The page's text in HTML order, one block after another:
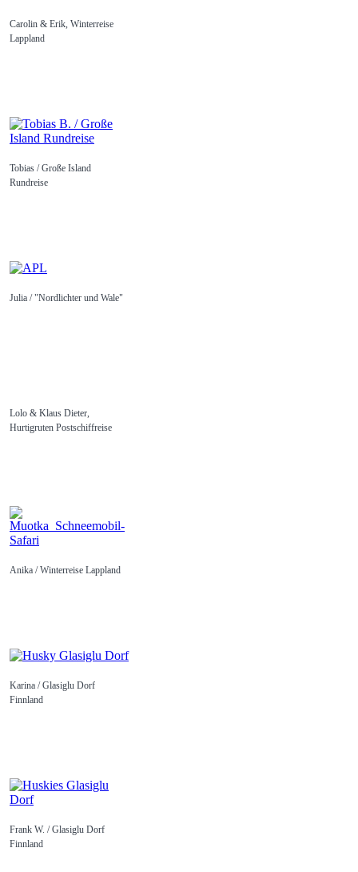
Carolin & Erik, Winterreise
Lappland
Tobias / Große Island
Rundreise
Julia / "Nordlichter und Wale"
Lolo & Klaus Dieter,
Hurtigruten Postschiffreise
Anika / Winterreise Lappland
Karina / Glasiglu Dorf
Finnland
Frank W. / Glasiglu Dorf
Finnland